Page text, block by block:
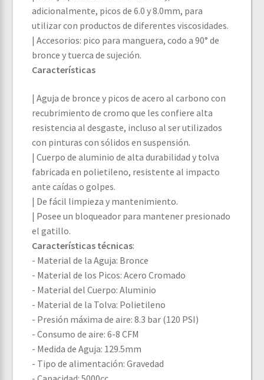
adicionalmente, picos de 6.0 y 8.0mm, para
utilizar con productos de diferentes viscosidades.
| Accesorios: pico para manguera, codo a 90° de
bronce y tuerca de sujeción.
Características
| Aguja de bronce y picos de acero al carbono con
recubrimiento de cromo que les confiere alta
resistencia al desgaste, incluso al ser utilizados
con pinturas con sólidos en suspensión.
| Cuerpo de aluminio de alta durabilidad y tolva
fabricada en polietileno, resistente al impacto
ante caídas o golpes.
| De fácil limpieza y mantenimiento.
| Posee un bloqueador para mantener presionado
el gatillo.
Características técnicas:
- Material de la Aguja: Bronce
- Material de los Picos: Acero Cromado
- Material del Cuerpo: Aluminio
- Material de la Tolva: Polietileno
- Presión máxima de aire: 8.3 bar (120 PSI)
- Consumo de aire: 6-8 CFM
- Medida de Aguja: 129.5mm
- Tipo de alimentación: Gravedad